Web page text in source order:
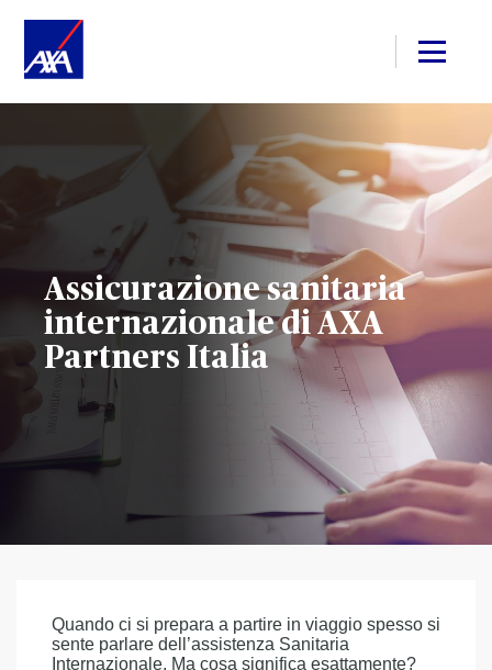
Assicurazione sanitaria
internazionale di AXA
Partners Italia
Quando ci si prepara a partire in viaggio spesso si
sente parlare dell’assistenza Sanitaria
Internazionale. Ma cosa significa esattamente?